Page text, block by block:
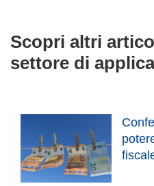
Scopri altri
settore di